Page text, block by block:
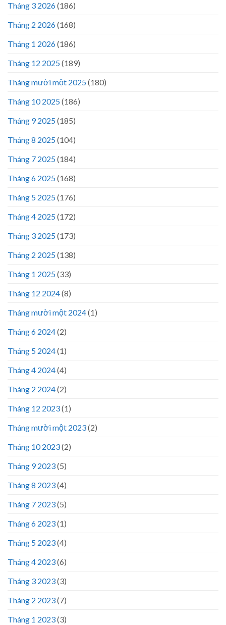
Tháng 3 2026(186)
Tháng 2 2026(168)
Tháng 1 2026(186)
Tháng 12 2025(189)
Tháng mười một 2025(180)
Tháng 10 2025(186)
Tháng 9 2025(185)
Tháng 8 2025(104)
Tháng 7 2025(184)
Tháng 6 2025(168)
Tháng 5 2025(176)
Tháng 4 2025(172)
Tháng 3 2025(173)
Tháng 2 2025(138)
Tháng 1 2025(33)
Tháng 12 2024(8)
Tháng mười một 2024(1)
Tháng 6 2024(2)
Tháng 5 2024(1)
Tháng 4 2024(4)
Tháng 2 2024(2)
Tháng 12 2023(1)
Tháng mười một 2023(2)
Tháng 10 2023(2)
Tháng 9 2023(5)
Tháng 8 2023(4)
Tháng 7 2023(5)
Tháng 6 2023(1)
Tháng 5 2023(4)
Tháng 4 2023(6)
Tháng 3 2023(3)
Tháng 2 2023(7)
Tháng 1 2023(3)